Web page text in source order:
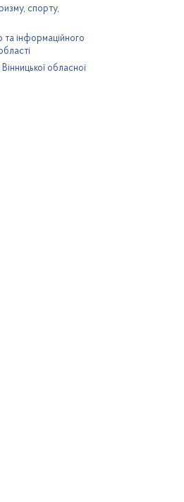
спорту,
та інформаційного
обласної